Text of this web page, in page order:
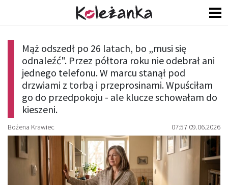
Mąż odszedł po 26 latach, bo „musi się
odnaleźć". Przez półtora roku nie odebrał ani
jednego telefonu. W marcu stanął pod
drzwiami z torbą i przeprosinami. Wpuściłam
go do przedpokoju - ale klucze schowałam do
kieszeni.
Bożena Krawiec 07:57 09.06.2026